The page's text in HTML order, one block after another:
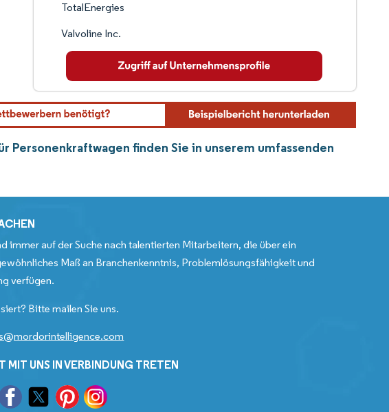
TotalEnergies
Valvoline Inc.
finden Sie in unserem umfassenden
immer auf der Suche nach talentierten Mitarbeitern, die über ein
Maß an Branchenkenntnis, Problemlösungsfähigkeit und
verfügen.
Bitte mailen Sie uns.
MIT UNS IN VERBINDUNG TRETEN